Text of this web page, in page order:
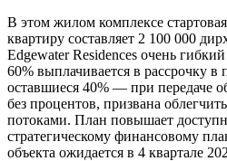
В этом жилом комплексе
квартиру составляет 2 100 000
Edgewater Residences очень
60% выплачивается в рассрочку в
оставшиеся 40% — при передаче
без процентов, призвана
потоками. План повышает
стратегическому финансовому
объекта ожидается в 4 квартале